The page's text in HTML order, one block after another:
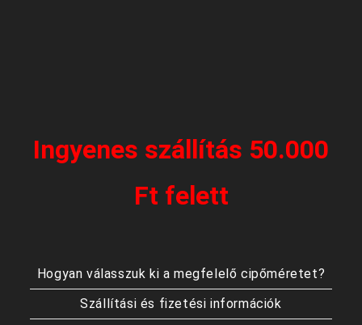
Ingyenes szállítás 50.000
Ft felett
Hogyan válasszuk ki a megfelelő cipőméretet?
Szállítási és fizetési információk